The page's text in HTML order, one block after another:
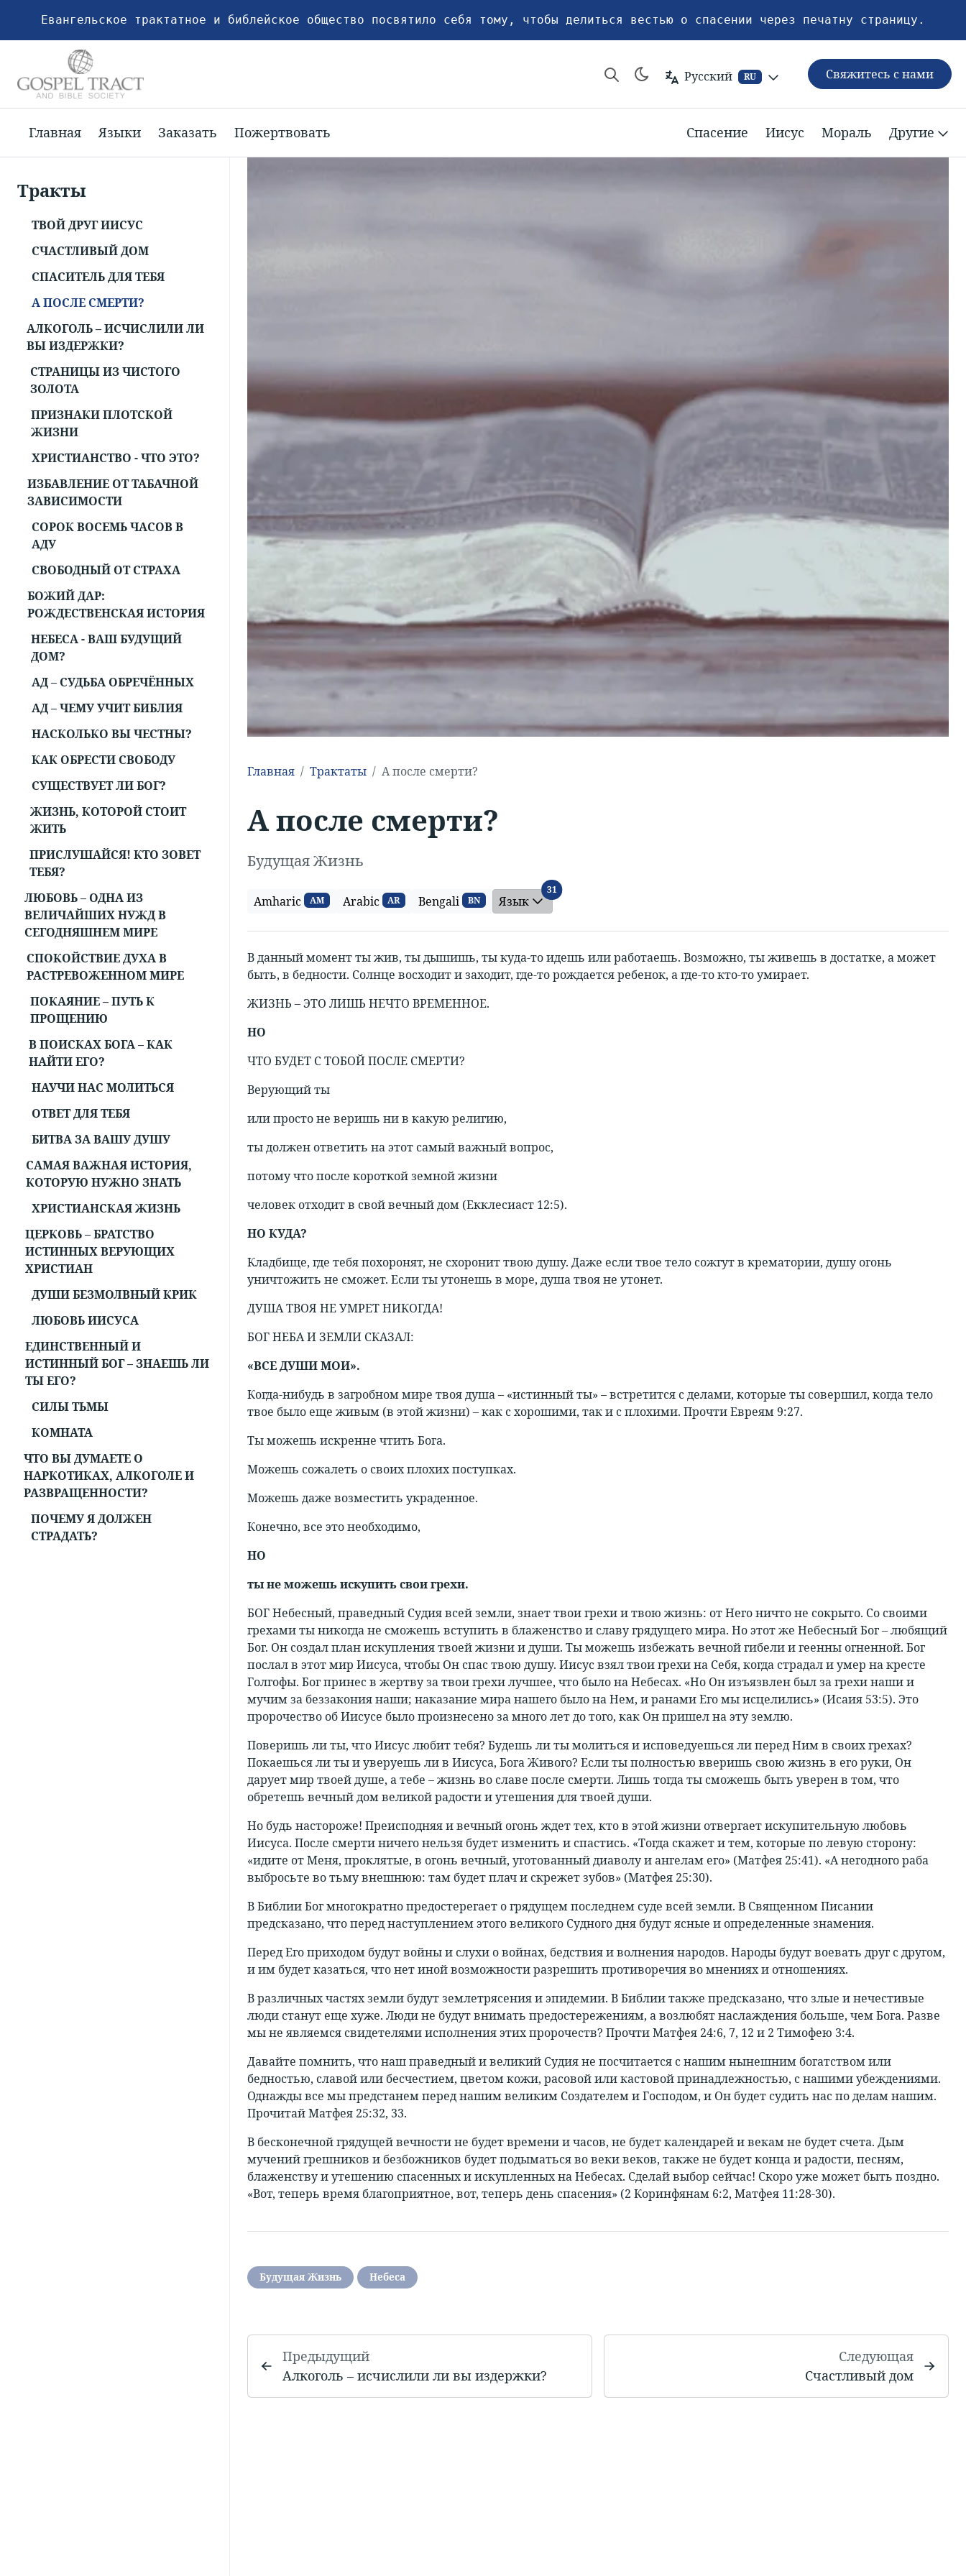
Евангельское трактатное и библейское общество посвятило себя тому, чтобы делиться вестью о спасении через печатну страницу.
Русский RU Свяжитесь с нами
Главная Языки Заказать Пожертвовать Спасение Иисус Мораль Другие
Тракты
ТВОЙ ДРУГ ИИСУС
СЧАСТЛИВЫЙ ДОМ
СПАСИТЕЛЬ ДЛЯ ТЕБЯ
А ПОСЛЕ СМЕРТИ?
АЛКОГОЛЬ – ИСЧИСЛИЛИ ЛИ
ВЫ ИЗДЕРЖКИ?
СТРАНИЦЫ ИЗ ЧИСТОГО
ЗОЛОТА
ПРИЗНАКИ ПЛОТСКОЙ
ЖИЗНИ
ХРИСТИАНСТВО - ЧТО ЭТО?
ИЗБАВЛЕНИЕ ОТ ТАБАЧНОЙ
ЗАВИСИМОСТИ
СОРОК ВОСЕМЬ ЧАСОВ В
АДУ
СВОБОДНЫЙ ОТ СТРАХА
БОЖИЙ ДАР:
РОЖДЕСТВЕНСКАЯ ИСТОРИЯ
НЕБЕСА - ВАШ БУДУЩИЙ
ДОМ?
АД – СУДЬБА ОБРЕЧЁННЫХ
АД – ЧЕМУ УЧИТ БИБЛИЯ
НАСКОЛЬКО ВЫ ЧЕСТНЫ?
КАК ОБРЕСТИ СВОБОДУ
СУЩЕСТВУЕТ ЛИ БОГ?
ЖИЗНЬ, КОТОРОЙ СТОИТ
ЖИТЬ
ПРИСЛУШАЙСЯ! КТО ЗОВЕТ
ТЕБЯ?
ЛЮБОВЬ – ОДНА ИЗ
ВЕЛИЧАЙШИХ НУЖД В
СЕГОДНЯШНЕМ МИРЕ
СПОКОЙСТВИЕ ДУХА В
РАСТРЕВОЖЕННОМ МИРЕ
ПОКАЯНИЕ – ПУТЬ К
ПРОЩЕНИЮ
В ПОИСКАХ БОГА – КАК
НАЙТИ ЕГО?
НАУЧИ НАС МОЛИТЬСЯ
ОТВЕТ ДЛЯ ТЕБЯ
БИТВА ЗА ВАШУ ДУШУ
САМАЯ ВАЖНАЯ ИСТОРИЯ,
КОТОРУЮ НУЖНО ЗНАТЬ
ХРИСТИАНСКАЯ ЖИЗНЬ
ЦЕРКОВЬ – БРАТСТВО
ИСТИННЫХ ВЕРУЮЩИХ
ХРИСТИАН
ДУШИ БЕЗМОЛВНЫЙ КРИК
ЛЮБОВЬ ИИСУСА
ЕДИНСТВЕННЫЙ И
ИСТИННЫЙ БОГ – ЗНАЕШЬ ЛИ
ТЫ ЕГО?
СИЛЫ ТЬМЫ
КОМНАТА
ЧТО ВЫ ДУМАЕТЕ О
НАРКОТИКАХ, АЛКОГОЛЕ И
РАЗВРАЩЕННОСТИ?
ПОЧЕМУ Я ДОЛЖЕН
СТРАДАТЬ?
Главная Трактаты А после смерти?
А после смерти?
Будущая Жизнь
Amharic AM Arabic AR Bengali BN Язык
31 Язык
В данный момент ты жив, ты дышишь, ты куда-то идешь или работаешь. Возможно, ты живешь в достатке, а может
быть, в бедности. Солнце восходит и заходит, где-то рождается ребенок, а где-то кто-то умирает.
ЖИЗНЬ – ЭТО ЛИШЬ НЕЧТО ВРЕМЕННОЕ.
НО
ЧТО БУДЕТ С ТОБОЙ ПОСЛЕ СМЕРТИ?
Верующий ты
или просто не веришь ни в какую религию,
ты должен ответить на этот самый важный вопрос,
потому что после короткой земной жизни
человек отходит в свой вечный дом (Екклесиаст 12:5).
НО КУДА?
Кладбище, где тебя похоронят, не схоронит твою душу. Даже если твое тело сожгут в крематории, душу огонь
уничтожить не сможет. Если ты утонешь в море, душа твоя не утонет.
ДУША ТВОЯ НЕ УМРЕТ НИКОГДА!
БОГ НЕБА И ЗЕМЛИ СКАЗАЛ:
«ВСЕ ДУШИ МОИ».
Когда-нибудь в загробном мире твоя душа – «истинный ты» – встретится с делами, которые ты совершил, когда тело
твое было еще живым (в этой жизни) – как с хорошими, так и с плохими. Прочти Евреям 9:27.
Ты можешь искренне чтить Бога.
Можешь сожалеть о своих плохих поступках.
Можешь даже возместить украденное.
Конечно, все это необходимо,
НО
ты не можешь искупить свои грехи.
БОГ Небесный, праведный Судия всей земли, знает твои грехи и твою жизнь: от Него ничто не сокрыто. Со своими
грехами ты никогда не сможешь вступить в блаженство и славу грядущего мира. Но этот же Небесный Бог – любящий
Бог. Он создал план искупления твоей жизни и души. Ты можешь избежать вечной гибели и геенны огненной. Бог
послал в этот мир Иисуса, чтобы Он спас твою душу. Иисус взял твои грехи на Себя, когда страдал и умер на кресте
Голгофы. Бог принес в жертву за твои грехи лучшее, что было на Небесах. «Но Он изъязвлен был за грехи наши и
мучим за беззакония наши; наказание мира нашего было на Нем, и ранами Его мы исцелились» (Исаия 53:5). Это
пророчество об Иисусе было произнесено за много лет до того, как Он пришел на эту землю.
Поверишь ли ты, что Иисус любит тебя? Будешь ли ты молиться и исповедуешься ли перед Ним в своих грехах?
Покаешься ли ты и уверуешь ли в Иисуса, Бога Живого? Если ты полностью вверишь свою жизнь в его руки, Он
дарует мир твоей душе, а тебе – жизнь во славе после смерти. Лишь тогда ты сможешь быть уверен в том, что
обретешь вечный дом великой радости и утешения для твоей души.
Но будь настороже! Преисподняя и вечный огонь ждет тех, кто в этой жизни отвергает искупительную любовь
Иисуса. После смерти ничего нельзя будет изменить и спастись. «Тогда скажет и тем, которые по левую сторону:
«идите от Меня, проклятые, в огонь вечный, уготованный диаволу и ангелам его» (Матфея 25:41). «А негодного раба
выбросьте во тьму внешнюю: там будет плач и скрежет зубов» (Матфея 25:30).
В Библии Бог многократно предостерегает о грядущем последнем суде всей земли. В Священном Писании
предсказано, что перед наступлением этого великого Судного дня будут ясные и определенные знамения.
Перед Его приходом будут войны и слухи о войнах, бедствия и волнения народов. Народы будут воевать друг с другом,
и им будет казаться, что нет иной возможности разрешить противоречия во мнениях и отношениях.
В различных частях земли будут землетрясения и эпидемии. В Библии также предсказано, что злые и нечестивые
люди станут еще хуже. Люди не будут внимать предостережениям, а возлюбят наслаждения больше, чем Бога. Разве
мы не являемся свидетелями исполнения этих пророчеств? Прочти Матфея 24:6, 7, 12 и 2 Тимофею 3:4.
Давайте помнить, что наш праведный и великий Судия не посчитается с нашим нынешним богатством или
бедностью, славой или бесчестием, цветом кожи, расовой или кастовой принадлежностью, с нашими убеждениями.
Однажды все мы предстанем перед нашим великим Создателем и Господом, и Он будет судить нас по делам нашим.
Прочитай Матфея 25:32, 33.
В бесконечной грядущей вечности не будет времени и часов, не будет календарей и векам не будет счета. Дым
мучений грешников и безбожников будет подыматься во веки веков, также не будет конца и радости, песням,
блаженству и утешению спасенных и искупленных на Небесах. Сделай выбор сейчас! Скоро уже может быть поздно.
«Вот, теперь время благоприятное, вот, теперь день спасения» (2 Коринфянам 6:2, Матфея 11:28-30).
Будущая Жизнь Небеса
Предыдущий
Алкоголь – исчислили ли вы издержки?
Следующая
Счастливый дом